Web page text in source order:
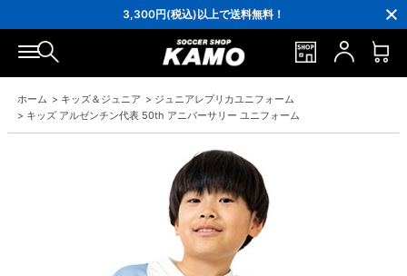
ポイント還元率5％！プレミア会員は7％
会員の方にはお誕生月に「10％OFFクーポン」プレゼント！
16,000円(税込)以上でシューズケースプレゼント！
3,300円(税込)以上で送料無料！
ホーム > キッズ＆ジュニア > ジュニアレプリカユニフォーム
> キッズ アルゼンチン代表 50th アニバーサリー ユニフォーム